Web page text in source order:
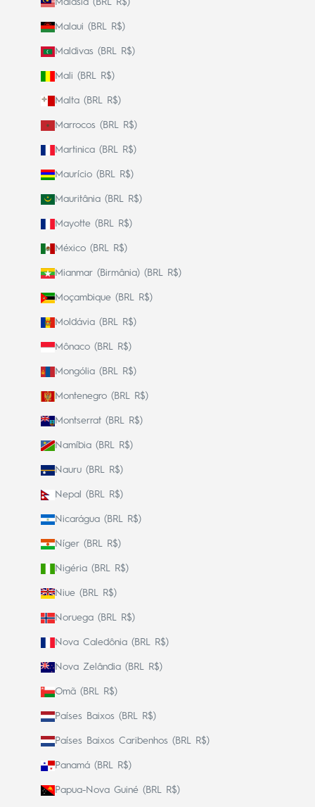
Malaui (BRL R$)
Maldivas (BRL R$)
Mali (BRL R$)
Malta (BRL R$)
Marrocos (BRL R$)
Martinica (BRL R$)
Maurício (BRL R$)
Mauritânia (BRL R$)
Mayotte (BRL R$)
México (BRL R$)
Mianmar (Birmânia) (BRL R$)
Moçambique (BRL R$)
Moldávia (BRL R$)
Mônaco (BRL R$)
Mongólia (BRL R$)
Montenegro (BRL R$)
Montserrat (BRL R$)
Namíbia (BRL R$)
Nauru (BRL R$)
Nepal (BRL R$)
Nicarágua (BRL R$)
Níger (BRL R$)
Nigéria (BRL R$)
Niue (BRL R$)
Noruega (BRL R$)
Nova Caledônia (BRL R$)
Nova Zelândia (BRL R$)
Omã (BRL R$)
Países Baixos (BRL R$)
Países Baixos Caribenhos (BRL R$)
Panamá (BRL R$)
Papua-Nova Guiné (BRL R$)